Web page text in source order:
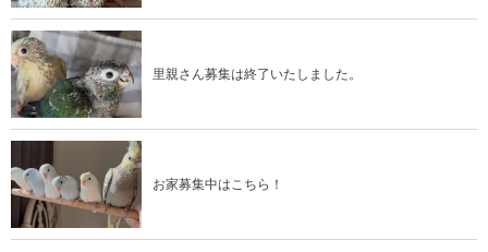
里親さん募集は終了いたしました。
お家募集中はこちら！